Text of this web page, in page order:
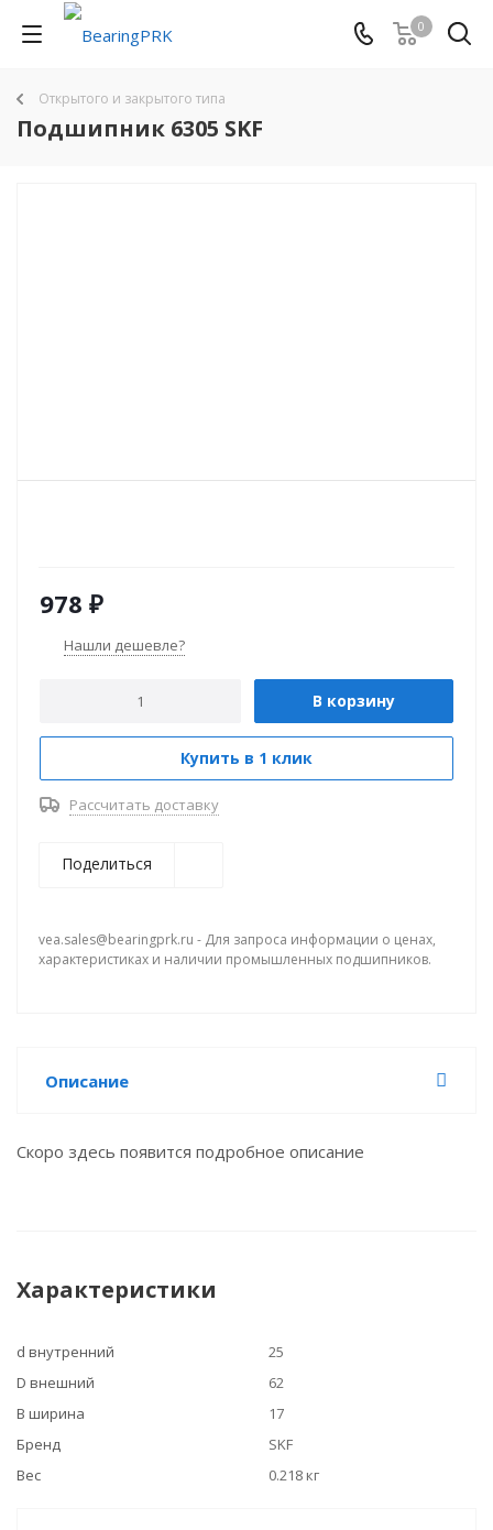
0
Открытого и закрытого типа
Подшипник 6305 SKF
978 ₽
Нашли дешевле?
В корзину
Купить в 1 клик
Рассчитать доставку
Поделиться
vea.sales@bearingprk.ru - Для запроса информации о ценах,
характеристиках и наличии промышленных подшипников.
Описание
Скоро здесь появится подробное описание
Характеристики
d внутренний
25
D внешний
62
B ширина
17
Бренд
SKF
Вес
0.218 кг